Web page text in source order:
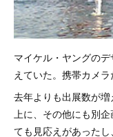
マイケル・ヤングの
えていた。携帯カメ
去年よりも出展数が
上に、その他にも別
ても見応えがあった